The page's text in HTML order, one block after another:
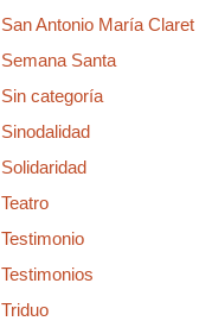
San Antonio María Claret
Semana Santa
Sin categoría
Sinodalidad
Solidaridad
Teatro
Testimonio
Testimonios
Triduo